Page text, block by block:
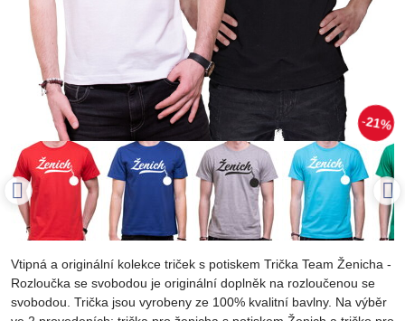
21%
Vtipná a originální kolekce triček s potiskem Trička Team Ženicha -
Rozloučka se svobodou je originální doplněk na rozloučenou se
svobodou. Trička jsou vyrobeny ze 100% kvalitní bavlny. Na výběr